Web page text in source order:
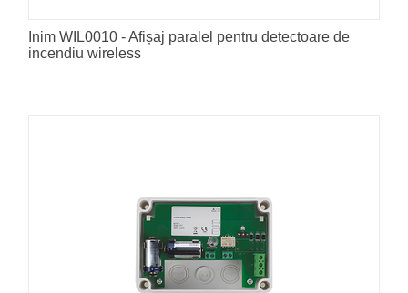
Inim WIL0010 - Afișaj paralel pentru detectoare de
incendiu wireless